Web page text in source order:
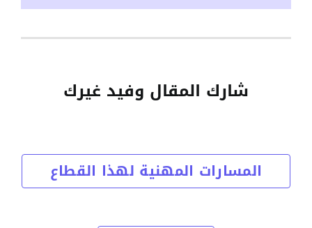
شارك المقال وفيد غيرك
المسارات المهنية لهذا القطاع